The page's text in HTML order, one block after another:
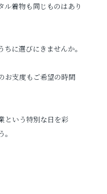
約
約
ル着物も同じものはあり
に選びにきませんか。
お支度もご希望の時間
という特別な日を彩